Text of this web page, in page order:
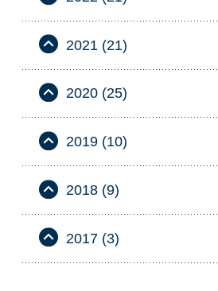
2021 (21)
2020 (25)
2019 (10)
2018 (9)
2017 (3)